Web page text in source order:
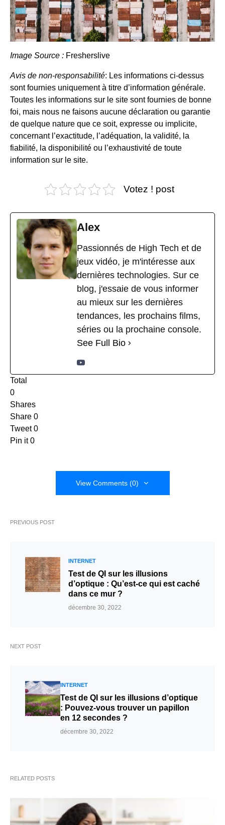
Image Source : Fresherslive
Avis de non-responsabilité: Les informations ci-dessus
sont fournies uniquement à titre d’information générale.
Toutes les informations sur le site sont fournies de bonne
foi, mais nous ne faisons aucune déclaration ou garantie
de quelque nature que ce soit, expresse ou implicite,
concernant l’exactitude, l’adéquation, la validité, la
fiabilité, la disponibilité ou l’exhaustivité de toute
information sur le site.
Votez ! post
Alex
Passionnés de High Tech et de
jeux vidéo, je m'intéresse aux
dernières technologies. Sur ce
blog, j'essaie de vous informer
au mieux sur les dernières
tendances, les prochains films,
séries ou la prochaine console.
See Full Bio
Total
0
Shares
Share 0
Tweet 0
Pin it 0
View Comments (0)
PREVIOUS POST
INTERNET
Test de QI sur les illusions
d’optique : Qu’est-ce qui est caché
dans ce mur ?
décembre 30, 2022
NEXT POST
INTERNET
Test de QI sur les illusions d’optique
: Pouvez-vous trouver un papillon
en 12 secondes ?
décembre 30, 2022
RELATED POSTS